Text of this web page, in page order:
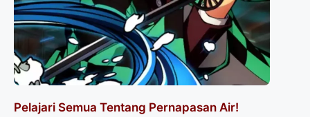
Pelajari Semua Tentang Pernapasan Air!